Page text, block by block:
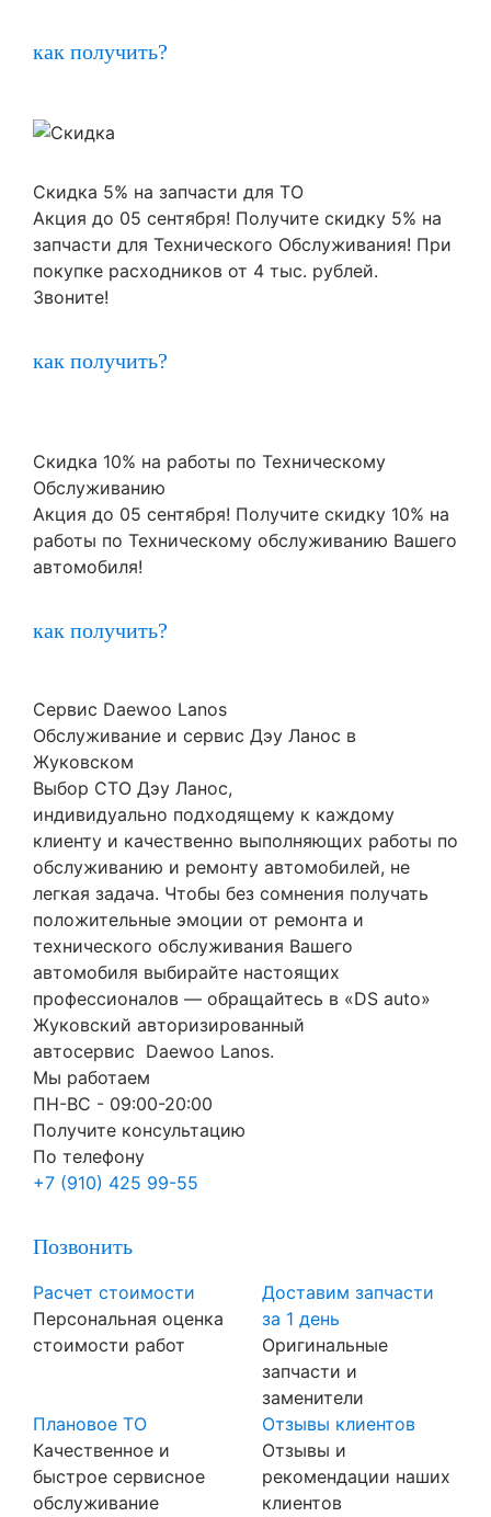
как получить?
Скидка 5% на запчасти для ТО
Акция до 05 сентября! Получите скидку 5% на
запчасти для Технического Обслуживания! При
покупке расходников от 4 тыс. рублей.
Звоните!
как получить?
Скидка 10% на работы по Техническому
Обслуживанию
Акция до 05 сентября! Получите скидку 10% на
работы по Техническому обслуживанию Вашего
автомобиля!
как получить?
Сервис Daewoo Lanos
Обслуживание и сервис Дэу Ланос в
Жуковском
Выбор СТО Дэу Ланос,
индивидуально подходящему к каждому
клиенту и качественно выполняющих работы по
обслуживанию и ремонту автомобилей, не
легкая задача. Чтобы без сомнения получать
положительные эмоции от ремонта и
технического обслуживания Вашего
автомобиля выбирайте настоящих
профессионалов — обращайтесь в «DS auto»
Жуковский авторизированный
автосервис Daewoo Lanos.
Мы работаем
ПН-ВC - 09:00-20:00
Получите консультацию
По телефону
+7 (910) 425 99-55
Позвонить
Расчет стоимости
Персональная оценка
стоимости работ
Доставим запчасти
за 1 день
Оригинальные
запчасти и
заменители
Плановое ТО
Качественное и
быстрое сервисное
обслуживание
Отзывы клиентов
Отзывы и
рекомендации наших
клиентов